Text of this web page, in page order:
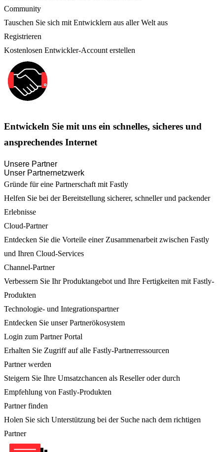
Community
Tauschen Sie sich mit Entwicklern aus aller Welt aus
Registrieren
Kostenlosen Entwickler-Account erstellen
Entwickeln Sie mit uns ein schnelles, sicheres und
ansprechendes Internet
Unsere Partner
Unser Partnernetzwerk
Gründe für eine Partnerschaft mit Fastly
Helfen Sie bei der Bereitstellung sicherer, schneller und packender
Erlebnisse
Cloud-Partner
Entdecken Sie die Vorteile einer Zusammenarbeit zwischen Fastly
und Ihren Cloud-Services
Channel-Partner
Verbessern Sie Ihr Produktangebot und Ihre Fertigkeiten mit Fastly-
Produkten
Technologie- und Integrationspartner
Entdecken Sie unser Partnerökosystem
Login zum Partner Portal
Erhalten Sie Zugriff auf alle Fastly-Partnerressourcen
Partner werden
Steigern Sie Ihre Umsatzchancen als Reseller oder durch
Empfehlung von Fastly-Produkten
Partner finden
Holen Sie sich Unterstützung bei der Suche nach dem richtigen
Partner